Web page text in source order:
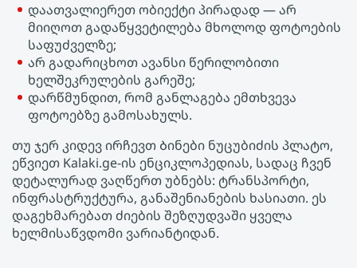
დაათვალიერეთ ობიექტი პირადად — არ
მიიღოთ გადაწყვეტილება მხოლოდ ფოტოების
საფუძველზე;
არ გადარიცხოთ ავანსი წერილობითი
ხელშეკრულების გარეშე;
დარწმუნდით, რომ განლაგება ემთხვევა
ფოტოებზე გამოსახულს.
თუ ჯერ კიდევ ირჩევთ Ბინები ნუცუბიძის პლატო,
ეწვიეთ Kalaki.ge-ის ენციკლოპედიას, სადაც ჩვენ
დეტალურად ვაღწერთ უბნებს: ტრანსპორტი,
ინფრასტრუქტურა, განაშენიანების ხასიათი. ეს
დაგეხმარებათ ძიების შეზღუდვაში ყველა
ხელმისაწვდომი ვარიანტიდან.